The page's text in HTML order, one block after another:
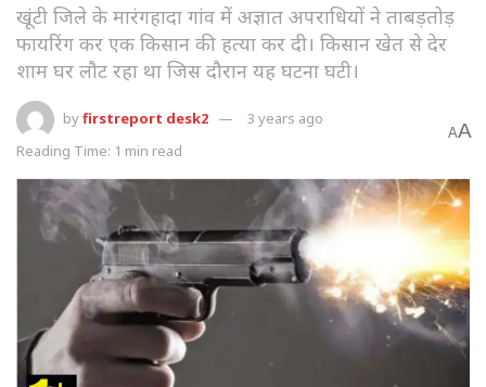
खूंटी जिले के मारंगहादा गांव में अज्ञात अपराधियों ने ताबड़तोड़
फायरिंग कर एक किसान की हत्या कर दी। किसान खेत से देर
शाम घर लौट रहा था जिस दौरान यह घटना घटी।
byfirstreport desk2
3 years ago
Reading Time: 1 min read
AA